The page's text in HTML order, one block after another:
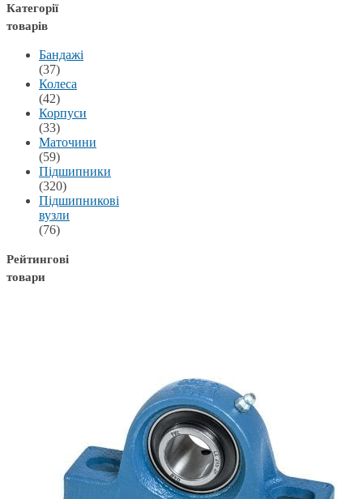
Категорії
товарів
Бандажі
(37)
Колеса
(42)
Корпуси
(33)
Маточини
(59)
Підшипники
(320)
Підшипникові
вузли
(76)
Рейтингові
товари